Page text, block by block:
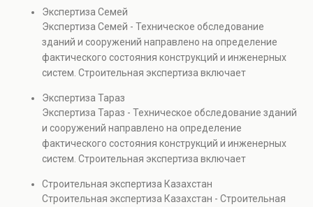
прочности элементов и оценку эксплуатационной
безопасности. Услуга востребована при покупке
недвижимости, капитальном ремонте и реконструкции
объектов, а также при судебных разбирательствах и
технических проверках.
Экспертиза Семей
Экспертиза Семей - Техническое обследование
зданий и сооружений направлено на определение
фактического состояния конструкций и инженерных
систем. Строительная экспертиза включает
элементов и оценку эксплуатационной безопасности.
Услуга востребована при покупке недвижимости,
капитальном ремонте и реконструкции объектов, а
также при судебных разбирательствах и технических
проверках.
Экспертиза Тараз
Экспертиза Тараз - Техническое обследование зданий
и сооружений направлено на определение
фактического состояния конструкций и инженерных
систем. Строительная экспертиза включает
элементов и оценку эксплуатационной безопасности.
Строительная экспертиза Казахстан
Строительная экспертиза Казахстан - Строительная